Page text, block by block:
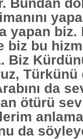
yapan
biz bu
Biz
da
ötürü
da